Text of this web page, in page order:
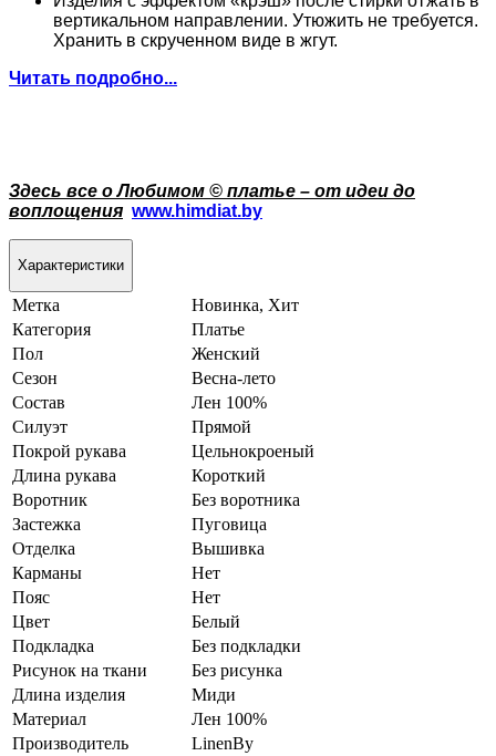
вертикальном направлении. Утюжить не требуется.
Хранить в скрученном виде в жгут.
Читать подробно...
Здесь все о Любимом © платье – от идеи до
воплощения www.himdiat.by
Характеристики
Метка
Новинка, Хит
Категория
Платье
Пол
Женский
Сезон
Весна-лето
Состав
Лен 100%
Силуэт
Прямой
Покрой рукава
Цельнокроеный
Длина рукава
Короткий
Воротник
Без воротника
Застежка
Пуговица
Отделка
Вышивка
Карманы
Нет
Пояс
Нет
Цвет
Белый
Подкладка
Без подкладки
Рисунок на ткани
Без рисунка
Длина изделия
Миди
Материал
Лен 100%
Производитель
LinenBy